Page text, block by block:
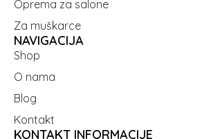
Oprema za salone
Za muškarce
NAVIGACIJA
Shop
O nama
Blog
Kontakt
KONTAKT INFORMACIJE